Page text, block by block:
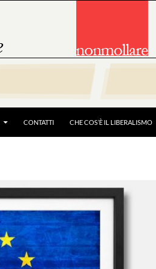
CONTATTI CHE COS’È IL LIBERALISMO